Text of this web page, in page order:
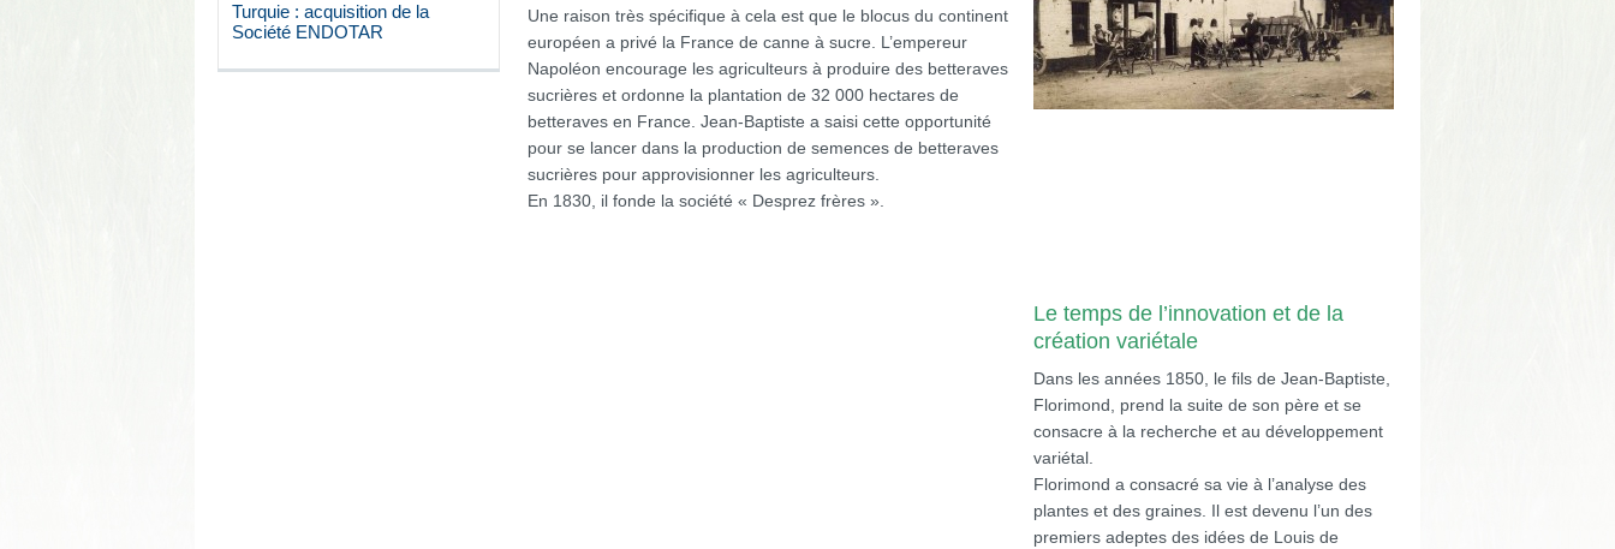
Turquie : acquisition de la
Société ENDOTAR
Une raison très spécifique à cela est que le blocus du continent
européen a privé la France de canne à sucre. L’empereur
Napoléon encourage les agriculteurs à produire des betteraves
sucrières et ordonne la plantation de 32 000 hectares de
betteraves en France. Jean-Baptiste a saisi cette opportunité
pour se lancer dans la production de semences de betteraves
sucrières pour approvisionner les agriculteurs.
En 1830, il fonde la société « Desprez frères ».
Le temps de l’innovation et de la
création variétale
Dans les années 1850, le fils de Jean-Baptiste,
Florimond, prend la suite de son père et se
consacre à la recherche et au développement
variétal.
Florimond a consacré sa vie à l’analyse des
plantes et des graines. Il est devenu l’un des
premiers adeptes des idées de Louis de